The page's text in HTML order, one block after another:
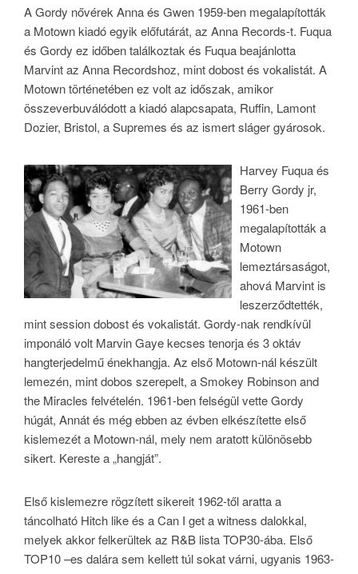
A Gordy nővérek Anna és Gwen 1959-ben megalapították
a Motown kiadó egyik előfutárát, az Anna Records-t. Fuqua
és Gordy ez időben találkoztak és Fuqua beajánlotta
Marvint az Anna Recordshoz, mint dobost és vokalistát. A
Motown történetében ez volt az időszak, amikor
összeverbuválódott a kiadó alapcsapata, Ruffin, Lamont
Dozier, Bristol, a Supremes és az ismert sláger gyárosok.
Harvey Fuqua és
Berry Gordy jr,
1961-ben
megalapították a
Motown
lemeztársaságot,
ahová Marvint is
leszerződtették,
mint session dobost és vokalistát. Gordy-nak rendkívül
imponáló volt Marvin Gaye kecses tenorja és 3 oktáv
hangterjedelmű énekhangja. Az első Motown-nál készült
lemezén, mint dobos szerepelt, a Smokey Robinson and
the Miracles felvételén. 1961-ben felségül vette Gordy
húgát, Annát és még ebben az évben elkészítette első
kislemezét a Motown-nál, mely nem aratott különösebb
sikert. Kereste a „hangját”.
Első kislemezre rögzített sikereit 1962-től aratta a
táncolható Hitch like és a Can I get a witness dalokkal,
melyek akkor felkerültek az R&B lista TOP30-ába. Első
TOP10 –es dalára sem kellett túl sokat várni, ugyanis 1963-